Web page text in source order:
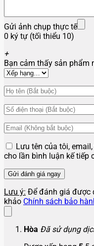
Gửi ảnh chụp thực tế
0 ký tự (tối thiểu 10)
+
Bạn cảm thấy sản phẩm
Lưu tên của tôi,
cho lần bình luận kế tiếp
Lưu ý: Để đánh giá được
khảo Chính sách bảo
Hòa Đã sử dụng